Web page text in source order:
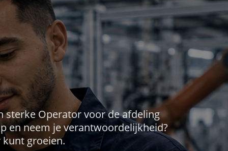
sterke Operator voor de afdeling
en neem je verantwoordelijkheid?
groeien.